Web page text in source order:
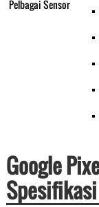
Pelbagai Sensor
Google